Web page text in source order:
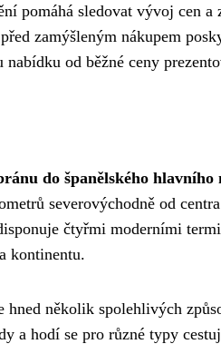
pomáhá sledovat vývoj cen a
zamýšleným nákupem
od běžné ceny
do španělského hlavního
severovýchodně od
čtyřmi moderními
kontinentu.
hned několik spolehlivých
a hodí se pro různé typy